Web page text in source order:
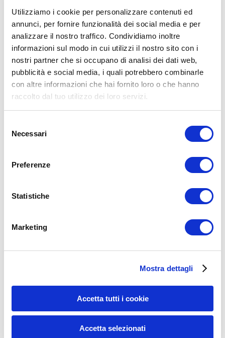
Utilizziamo i cookie per personalizzare contenuti ed
annunci, per fornire funzionalità dei social media e per
analizzare il nostro traffico. Condividiamo inoltre
informazioni sul modo in cui utilizzi il nostro sito con i
nostri partner che si occupano di analisi dei dati web,
pubblicità e social media, i quali potrebbero combinarle
con altre informazioni che hai fornito loro o che hanno
raccolto dal tuo utilizzo dei loro servizi.
delNecessari
Preferenze
Statistiche
Marketing
Mostra dettagli
Accetta tutti i cookie
Accetta selezionati
ALLENATI CON ME!
Addominali(99)
(1.800)
Allenamento Braccia(9)
Allenamento con il TRX(36)